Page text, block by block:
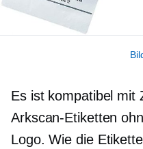
Es ist kompatibel mit
Arkscan-Etiketten
Logo. Wie die